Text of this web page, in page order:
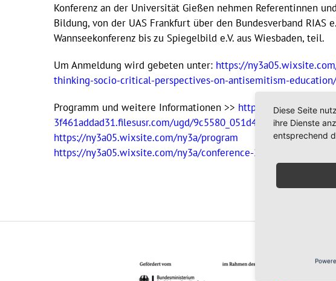
Konferenz an der Universität Gießen nehmen Referentinnen
Bildung, von der UAS Frankfurt über den Bundesverband RIAS
Wannseekonferenz bis zu Spiegelbild e.V. aus Wiesbaden, teil.
Um Anmeldung wird gebeten unter: https://
thinking-socio-critical-perspectives-on-antisemitism-
Programm und weitere Informationen >> https://a6e2d285-
3f461addad31.filesusr.com/ugd/
https://ny3a05.wixsite.com/ny3a/program
https://ny3a05.wixsite.com/ny3a/conference-2024
Diese Seite
ihre Dienste
entsprechend